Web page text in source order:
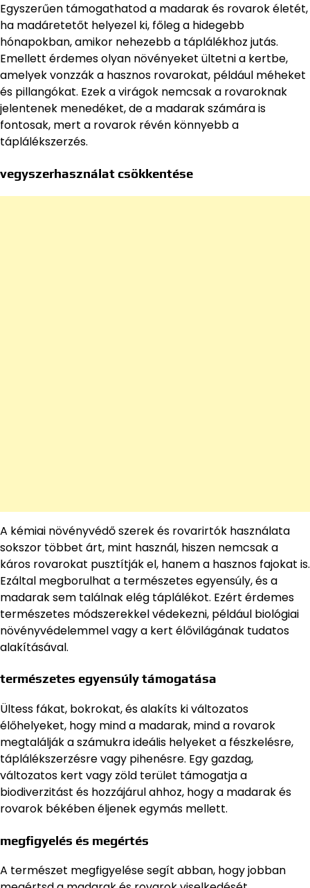
Egyszerűen támogathatod a madarak és rovarok életét,
ha madáretetőt helyezel ki, főleg a hidegebb
hónapokban, amikor nehezebb a táplálékhoz jutás.
Emellett érdemes olyan növényeket ültetni a kertbe,
amelyek vonzzák a hasznos rovarokat, például méheket
és pillangókat. Ezek a virágok nemcsak a rovaroknak
jelentenek menedéket, de a madarak számára is
fontosak, mert a rovarok révén könnyebb a
táplálékszerzés.
vegyszerhasználat csökkentése
A kémiai növényvédő szerek és rovarirtók használata
sokszor többet árt, mint használ, hiszen nemcsak a
káros rovarokat pusztítják el, hanem a hasznos fajokat is.
Ezáltal megborulhat a természetes egyensúly, és a
madarak sem találnak elég táplálékot. Ezért érdemes
természetes módszerekkel védekezni, például biológiai
növényvédelemmel vagy a kert élővilágának tudatos
alakításával.
természetes egyensúly támogatása
Ültess fákat, bokrokat, és alakíts ki változatos
élőhelyeket, hogy mind a madarak, mind a rovarok
megtalálják a számukra ideális helyeket a fészkelésre,
táplálékszerzésre vagy pihenésre. Egy gazdag,
változatos kert vagy zöld terület támogatja a
biodiverzitást és hozzájárul ahhoz, hogy a madarak és
rovarok békében éljenek egymás mellett.
megfigyelés és megértés
A természet megfigyelése segít abban, hogy jobban